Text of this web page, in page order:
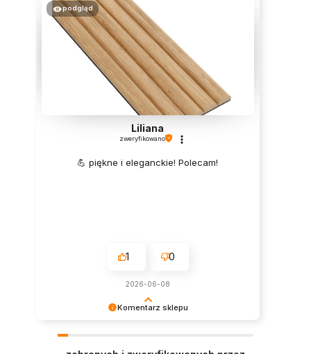
Komentarz sklepu
podgląd
Liliana
zweryfikowano
💪 piękne i eleganckie! Polecam!
1 0
2026-06-08